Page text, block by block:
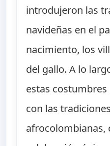
introdujeron las
navideñas en el
nacimiento, los
del gallo. A lo
estas
con las
afrocolombianas,